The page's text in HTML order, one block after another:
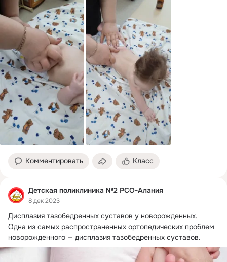
Комментировать Класс
Детская поликлиника №2 РСО-Алания
8 дек 2023
Дисплазия тазобедренных суставов у новорожденных.
Одна из самых распространенных ортопедических проблем
новорожденного — дисплазия тазобедренных суставов.